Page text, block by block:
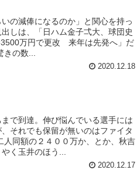
の減俸になるのか」と関心を持っ
しは、「日ハム金子弌大、球団史
万円で更改 来年は先発へ」だ
きの数...
2020.12.18
で到達。伸び悩んでいる選手には
それでも保留が無いのはファイタ
同額の２４００万か、とか、秋吉
く玉井のほう...
2020.12.17